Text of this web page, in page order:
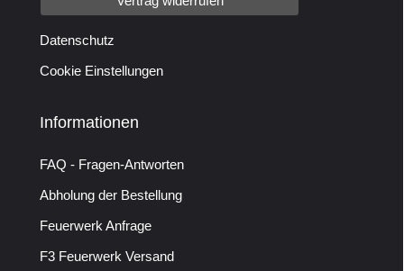
Datenschutz
Cookie Einstellungen
Informationen
FAQ - Fragen-Antworten
Abholung der Bestellung
Feuerwerk Anfrage
F3 Feuerwerk Versand